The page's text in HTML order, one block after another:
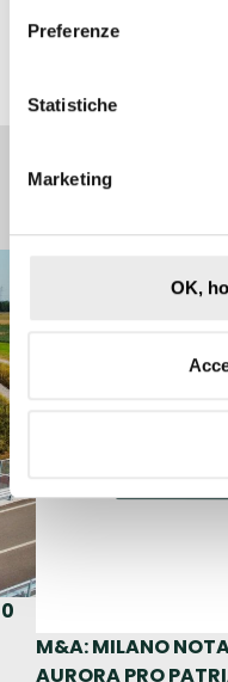
Preferenze
Statistiche
Marketing
OK,
Tips e Stories
M&A: MILANO
AURORA PRO